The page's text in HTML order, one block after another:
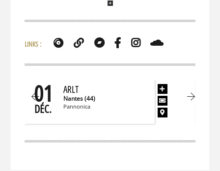
LINKS :
01
DÉC.
ARLT
Nantes (44)
Pannonica